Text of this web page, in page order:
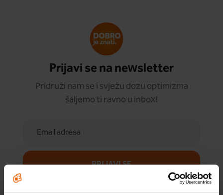
Prijavi se na newsletter
Pridruži nam se i svježu dozu optimizma
šaljemo ti ravno u inbox!
PRIJAVI SE